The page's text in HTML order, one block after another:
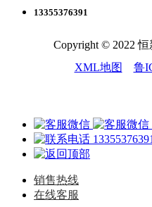
13355376391
Copyright © 2022
XML地图
鲁
13355376391
销售热线
在线客服